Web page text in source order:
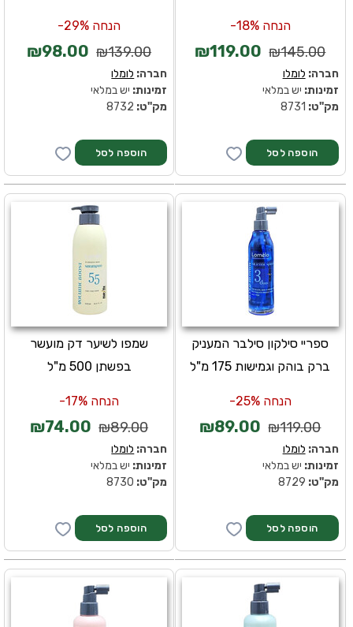
הנחה 29%-
₪139.00
₪98.00
חברה: לומלו
זמינות: יש במלאי
מק''ט:
הנחה 18%-
₪145.00
₪119.00
חברה: לומלו
זמינות: יש במלאי
מק''ט:
שמפו לשיער דק מועשר
בפשתן 500 מ"ל
הנחה 17%-
₪89.00
₪74.00
חברה: לומלו
זמינות: יש במלאי
מק''ט:
ספריי סילקון סילבר המעניק
ברק בוהק וגמישות 175 מ"ל
הנחה 25%-
₪119.00
₪89.00
חברה: לומלו
זמינות: יש במלאי
מק''ט: